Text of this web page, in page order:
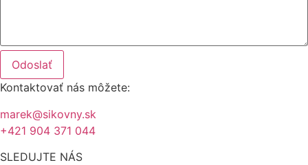
Odoslať
Kontaktovať nás môžete:
marek@sikovny.sk
+421 904 371 044
SLEDUJTE NÁS